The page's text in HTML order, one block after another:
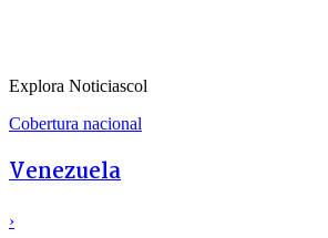
Explora Noticiascol
Cobertura nacional
Venezuela
›